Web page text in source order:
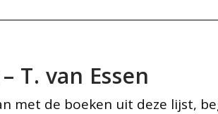
T. van Essen
met de boeken uit deze lijst,